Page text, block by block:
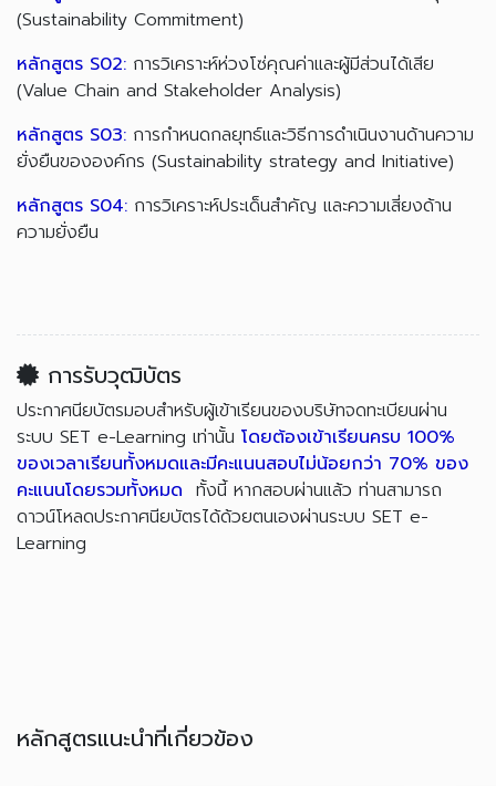
(Sustainability Commitment)
หลักสูตร S02: การวิเคราะห์ห่วงโซ่คุณค่าและผู้มีส่วนได้เสีย
(Value Chain and Stakeholder Analysis)
หลักสูตร S03: การกำหนดกลยุทธ์และวิธีการดำเนินงานด้านความ
ยั่งยืนขององค์กร (Sustainability strategy and Initiative)
หลักสูตร S04: การวิเคราะห์ประเด็นสำคัญ และความเสี่ยงด้าน
ความยั่งยืน
การรับวุฒิบัตร
ประกาศนียบัตรมอบสำหรับผู้เข้าเรียนของบริษัทจดทะเบียนผ่าน
ระบบ SET e-Learning เท่านั้น โดยต้องเข้าเรียนครบ 100%
ของเวลาเรียนทั้งหมดและมีคะแนนสอบไม่น้อยกว่า 70% ของ
คะแนนโดยรวมทั้งหมด ทั้งนี้ หากสอบผ่านแล้ว ท่านสามารถ
ดาวน์โหลดประกาศนียบัตรได้ด้วยตนเองผ่านระบบ SET e-
Learning
หลักสูตรแนะนำที่เกี่ยวข้อง